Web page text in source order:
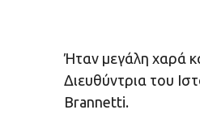
Ήταν μεγάλη χαρά
Διευθύντρια του
Brannetti.